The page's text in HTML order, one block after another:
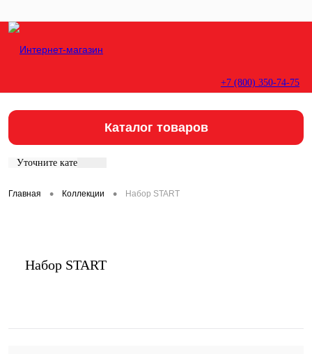
+7 (800) 350-74-75
Каталог товаров
Уточните категорию:
Главная • Коллекции • Набор START
Набор START